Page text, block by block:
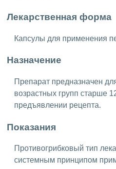
Лекарственная форма
Капсулы для применения
Назначение
Препарат предназначен
возрастных групп старше
предъявлении рецепта.
Показания
Противогрибковый тип
системным принципом